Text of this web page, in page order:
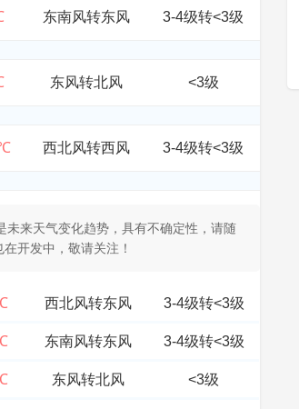
东南风转东风 3-4级转<3级
东风转北风 <3级
西北风转西风 3-4级转<3级
来天气变化趋势，具有不确定性，请随
开发中，敬请关注！
西北风转东风 3-4级转<3级
东南风转东风 3-4级转<3级
东风转北风 <3级